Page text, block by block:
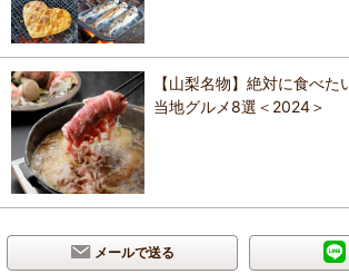
【山梨名物】絶対に食べ
当地グルメ8選＜2024＞
メールで送る